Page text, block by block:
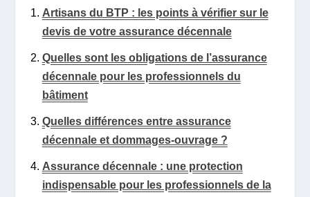
Artisans du BTP : les points à vérifier sur le
devis de votre assurance décennale
Quelles sont les obligations de l’assurance
décennale pour les professionnels du
bâtiment
Quelles différences entre assurance
décennale et dommages-ouvrage ?
Assurance décennale : une protection
indispensable pour les professionnels de la